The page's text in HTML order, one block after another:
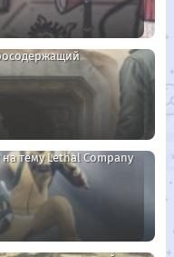
тему Lethal Company